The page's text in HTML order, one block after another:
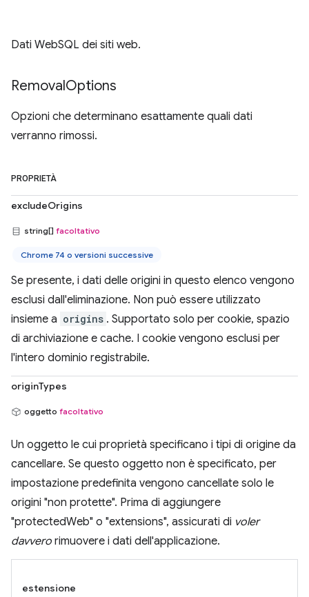
Dati WebSQL dei siti web.
RemovalOptions
Opzioni che determinano esattamente quali dati
verranno rimossi.
PROPRIETÀ
excludeOrigins
string[] facoltativo
Chrome 74 o versioni successive
Se presente, i dati delle origini in questo elenco vengono
esclusi dall'eliminazione. Non può essere utilizzato
insieme a origins . Supportato solo per cookie, spazio
di archiviazione e cache. I cookie vengono esclusi per
l'intero dominio registrabile.
originTypes
oggetto facoltativo
Un oggetto le cui proprietà specificano i tipi di origine da
cancellare. Se questo oggetto non è specificato, per
impostazione predefinita vengono cancellate solo le
origini "non protette". Prima di aggiungere
"protectedWeb" o "extensions", assicurati di voler
davvero rimuovere i dati dell'applicazione.
estensione